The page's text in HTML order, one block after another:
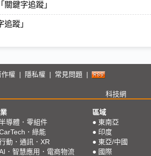
鍵字追蹤」
蹤」
作權 隱私權 常見問題
科技網
導體．零組件
．綠能
動．通訊．XR
．智慧應用．電商物流
區域
● 東南亞
● 印度
● 東亞/中國
● 國際